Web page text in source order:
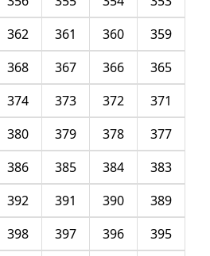
359
360
361
362
365
366
367
368
371
372
373
374
377
378
379
380
383
384
385
386
389
390
391
392
395
396
397
398